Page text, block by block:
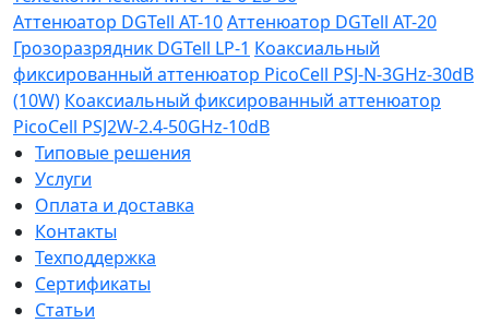
Аттенюатор DGTell AT-10Аттенюатор DGTell AT-20
Грозоразрядник DGTell LP-1 Коаксиальный
фиксированный аттенюатор PicoCell PSJ-N-3GHz-30dB
(10W) Коаксиальный фиксированный аттенюатор
PicoCell PSJ2W-2.4-50GHz-10dB
Типовые решения
Услуги
Оплата и доставка
Контакты
Техподдержка
Сертификаты
Статьи